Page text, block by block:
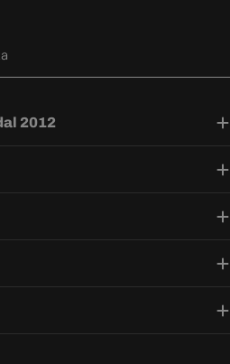
2012